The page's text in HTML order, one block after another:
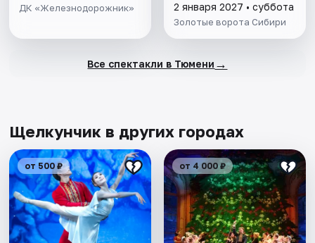
ДК «Железнодорожник» 2 января 2027 • суббота
Золотые ворота Сибири
Все спектакли в Тюмени →
Щелкунчик в других городах
от 500 ₽ от 4 000 ₽